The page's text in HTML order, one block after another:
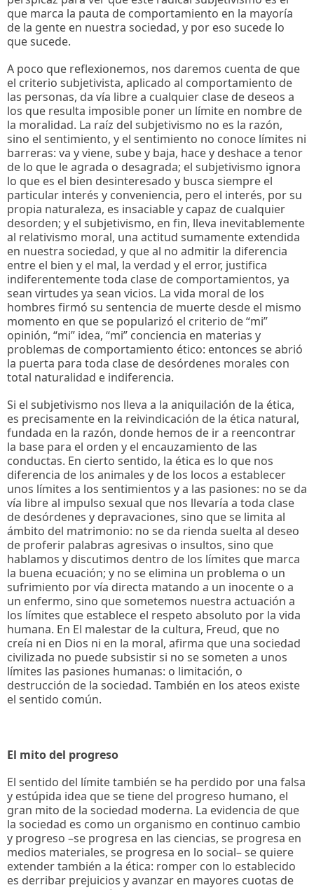
que marca la pauta de comportamiento en la mayoría
de la gente en nuestra sociedad, y por eso sucede lo
que sucede.
A poco que reflexionemos, nos daremos cuenta de que
el criterio subjetivista, aplicado al comportamiento de
las personas, da vía libre a cualquier clase de deseos a
los que resulta imposible poner un límite en nombre de
la moralidad. La raíz del subjetivismo no es la razón,
sino el sentimiento, y el sentimiento no conoce límites ni
barreras: va y viene, sube y baja, hace y deshace a tenor
de lo que le agrada o desagrada; el subjetivismo ignora
lo que es el bien desinteresado y busca siempre el
particular interés y conveniencia, pero el interés, por su
propia naturaleza, es insaciable y capaz de cualquier
desorden; y el subjetivismo, en fin, lleva inevitablemente
al relativismo moral, una actitud sumamente extendida
en nuestra sociedad, y que al no admitir la diferencia
entre el bien y el mal, la verdad y el error, justifica
indiferentemente toda clase de comportamientos, ya
sean virtudes ya sean vicios. La vida moral de los
hombres firmó su sentencia de muerte desde el mismo
momento en que se popularizó el criterio de “mi”
opinión, “mi” idea, “mi” conciencia en materias y
problemas de comportamiento ético: entonces se abrió
la puerta para toda clase de desórdenes morales con
total naturalidad e indiferencia.
Si el subjetivismo nos lleva a la aniquilación de la ética,
es precisamente en la reivindicación de la ética natural,
fundada en la razón, donde hemos de ir a reencontrar
la base para el orden y el encauzamiento de las
conductas. En cierto sentido, la ética es lo que nos
diferencia de los animales y de los locos a establecer
unos límites a los sentimientos y a las pasiones: no se da
vía libre al impulso sexual que nos llevaría a toda clase
de desórdenes y depravaciones, sino que se limita al
ámbito del matrimonio: no se da rienda suelta al deseo
de proferir palabras agresivas o insultos, sino que
hablamos y discutimos dentro de los límites que marca
la buena ecuación; y no se elimina un problema o un
sufrimiento por vía directa matando a un inocente o a
un enfermo, sino que sometemos nuestra actuación a
los límites que establece el respeto absoluto por la vida
humana. En El malestar de la cultura, Freud, que no
creía ni en Dios ni en la moral, afirma que una sociedad
civilizada no puede subsistir si no se someten a unos
límites las pasiones humanas: o limitación, o
destrucción de la sociedad. También en los ateos existe
el sentido común.
El mito del progreso
El sentido del límite también se ha perdido por una falsa
y estúpida idea que se tiene del progreso humano, el
gran mito de la sociedad moderna. La evidencia de que
la sociedad es como un organismo en continuo cambio
y progreso –se progresa en las ciencias, se progresa en
medios materiales, se progresa en lo social– se quiere
extender también a la ética: romper con lo establecido
es derribar prejuicios y avanzar en mayores cuotas de